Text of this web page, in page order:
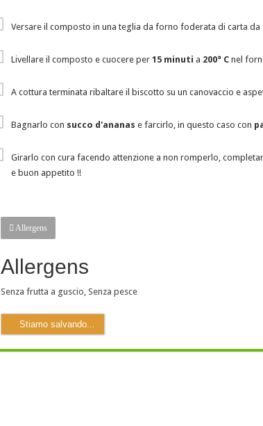
Versare il composto in una teglia da forno foderata di carta
Livellare il composto e cuocere per 15 minuti a 200° Cnel
A cottura terminata ribaltare il biscotto su un canovaccio e
Bagnarlo con succo d'ananas e farcirlo, in questo caso con
Girarlo con cura facendo attenzione a non romperlo,
e buon appetito !!
Allergens
Allergens
Senza frutta a guscio, Senza pesce
Stiamo salvando...